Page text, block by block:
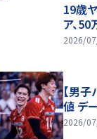
19歳
ア、
2026/
【男
値 デ
2026/